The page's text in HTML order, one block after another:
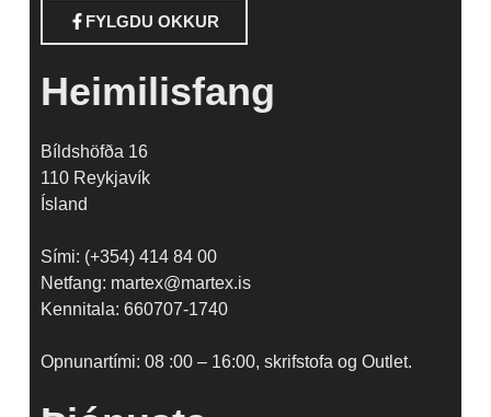
FYLGDU OKKUR
Heimilisfang
Bíldshöfða 16
110 Reykjavík
Ísland
Sími: (+354) 414 84 00
Netfang: martex@martex.is
Kennitala: 660707-1740
Opnunartími: 08 :00 – 16:00, skrifstofa og Outlet.